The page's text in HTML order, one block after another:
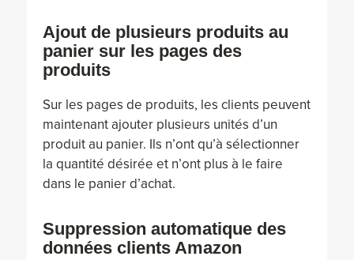
Ajout de plusieurs produits au
panier sur les pages des
produits
Sur les pages de produits, les clients peuvent
maintenant ajouter plusieurs unités d’un
produit au panier. Ils n’ont qu’à sélectionner
la quantité désirée et n’ont plus à le faire
dans le panier d’achat.
Suppression automatique des
données clients Amazon